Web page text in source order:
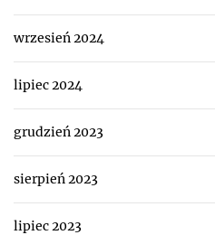
wrzesień 2024
lipiec 2024
grudzień 2023
sierpień 2023
lipiec 2023